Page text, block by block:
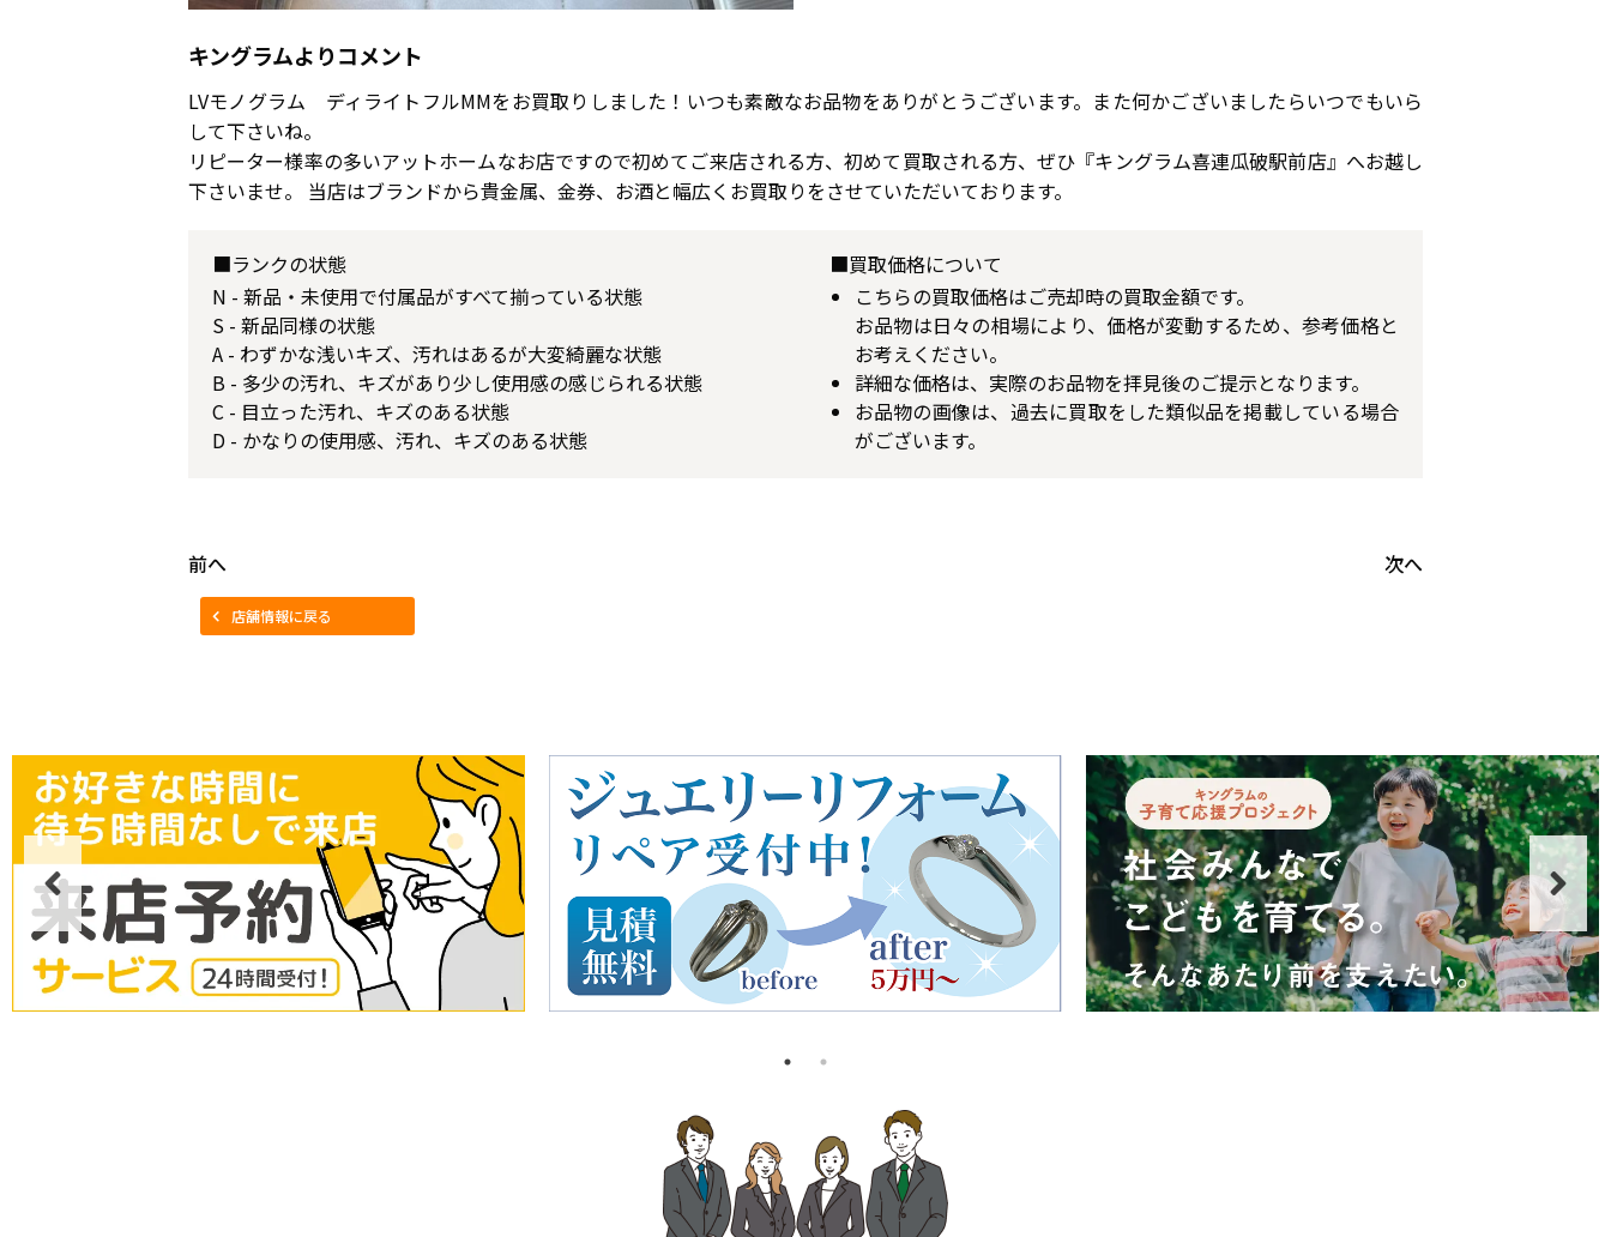
キングラムよりコメント
LVモノグラム ディライトフルMMをお買取りしました！いつも素敵なお品物をありがとうございます。また何かございましたらいつでもいら
して下さいね。
リピーター様率の多いアットホームなお店ですので初めてご来店される方、初めて買取される方、ぜひ『キングラム喜連瓜破駅前店』へお越し
下さいませ。 当店はブランドから貴金属、金券、お酒と幅広くお買取りをさせていただいております。
■ランクの状態
N - 新品・未使用で付属品がすべて揃っている状態
S - 新品同様の状態
A - わずかな浅いキズ、汚れはあるが大変綺麗な状態
B - 多少の汚れ、キズがあり少し使用感の感じられる状態
C - 目立った汚れ、キズのある状態
D - かなりの使用感、汚れ、キズのある状態
■買取価格について
こちらの買取価格はご売却時の買取金額です。
お品物は日々の相場により、価格が変動するため、参考価格と
お考えください。
詳細な価格は、実際のお品物を拝見後のご提示となります。
お品物の画像は、過去に買取をした類似品を掲載している場合
がございます。
前へ 次へ
店舗情報に戻る